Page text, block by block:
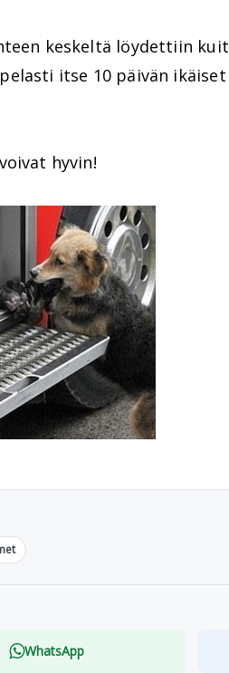
keskeltä löydettiin
itse 10 päivän
hyvin!
WhatsApp